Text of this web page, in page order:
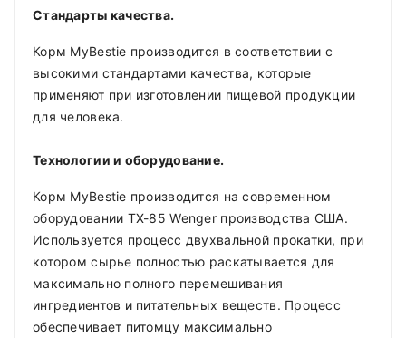
Стандарты качества.
Корм MyBestie производится в соответствии с
высокими стандартами качества, которые
применяют при изготовлении пищевой продукции
для человека.
Технологии и оборудование.
Корм MyBestie производится на современном
оборудовании ТХ-85 Wenger производства США.
Используется процесс двухвальной прокатки, при
котором сырье полностью раскатывается для
максимально полного перемешивания
ингредиентов и питательных веществ. Процесс
обеспечивает питомцу максимально